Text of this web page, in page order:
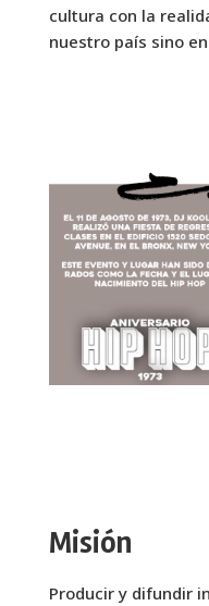
cultura con la
nuestro país sino
Misión
Producir y difundir